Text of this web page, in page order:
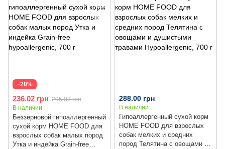
−20%
Беззерновой гипоаллергенный
сухой корм HOME FOOD для
взрослых собак малых пород
Утка и индейка Grain-free
236.02 грн 295.02 грн
В наличии
Гипоаллергенный сухой корм
HOME FOOD для взрослых
собак мелких и средних
пород Телятина с овощами и
288.00 грн
В наличии